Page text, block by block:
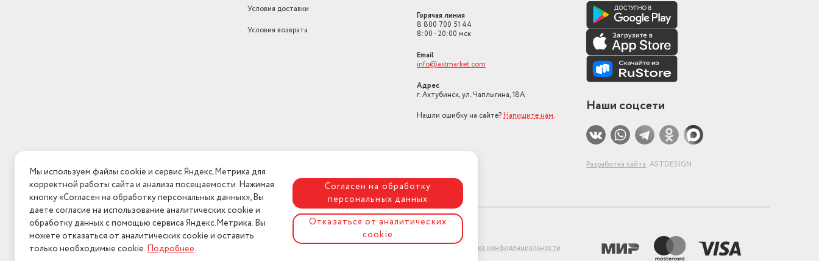
Условия доставки
Условия возврата
Горячая линия
8 800 700 51 44
8:00 - 20:00 мск
Email
info@astmarket.com
Адрес
г. Ахтубинск, ул. Чаплыгина, 18А
Нашли ошибку на сайте? Напишите нам.
Наши соцсети
Разработка сайта ASTDESIGN
Политика конфиденциальности
Мы используем файлы cookie и сервис Яндекс.Метрика для
корректной работы сайта и анализа посещаемости. Нажимая
кнопку «Согласен на обработку персональных данных», Вы
даете согласие на использование аналитических cookie и
обработку данных с помощью сервиса Яндекс.Метрика. Вы
можете отказаться от аналитических cookie и оставить
только необходимые cookie.Подробнее.
Согласен на обработку
персональных данных
Отказаться от аналитических
cookie